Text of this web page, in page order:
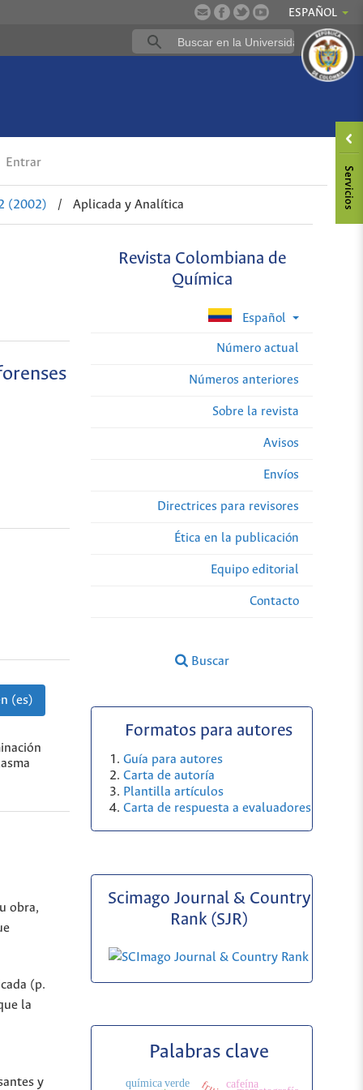
ESPAÑOL
Entrar
(2002) / Aplicada y Analítica
Revista Colombiana de
Química
Español
Número actual
Números anteriores
Sobre la revista
Avisos
Envíos
Directrices para revisores
Ética en la publicación
Equipo editorial
Contacto
Buscar
(es)
obra,
(p.
la
y
Formatos para autores
Guía para autores
Carta de autoría
Plantilla artículos
Carta de respuesta a evaluadores
Scimago Journal & Country
Rank (SJR)
Palabras clave
química verde cafeína